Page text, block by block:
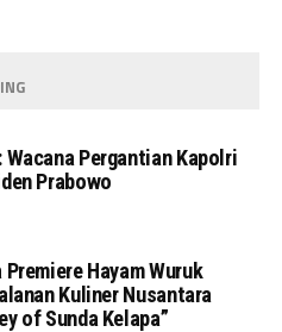
Wacana Pergantian Kapolri
Prabowo
Hayam Wuruk
Kuliner Nusantara
of Sunda Kelapa”